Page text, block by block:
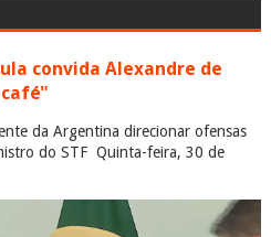
convida Alexandre de
da Argentina direcionar ofensas
do STF Quinta-feira, 30 de